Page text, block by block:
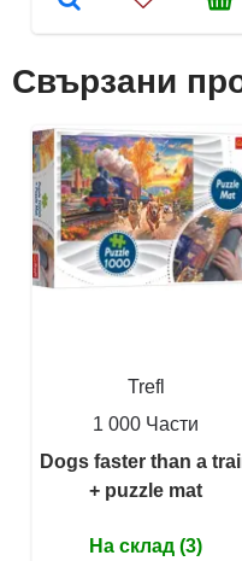
Свързани
Trefl
1 000 Части
Dogs faster than a
+ puzzle mat
На склад (3)